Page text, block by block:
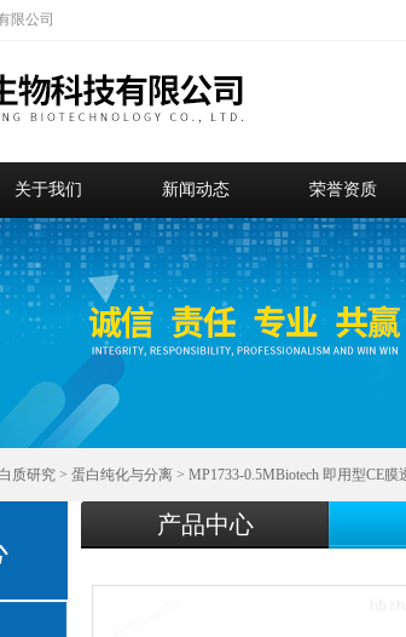
限公司
关于我们 新闻动态 荣誉资质
质研究 > 蛋白纯化与分离 > MP1733-0.5MBiotech 即用型CE
产品中心